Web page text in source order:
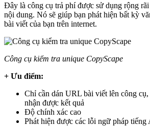
Đây là công cụ trả phí được sử dụng rộng rãi
nội dung. Nó sẽ giúp bạn phát hiện bất kỳ
bài viết của bạn trên internet.
Công cụ kiểm tra unique CopyScape
+ Ưu điểm:
Chỉ cần dán URL bài viết lên công
nhận được kết quả
Độ chính xác cao
Phát hiện được các lỗi ngữ pháp tiếng